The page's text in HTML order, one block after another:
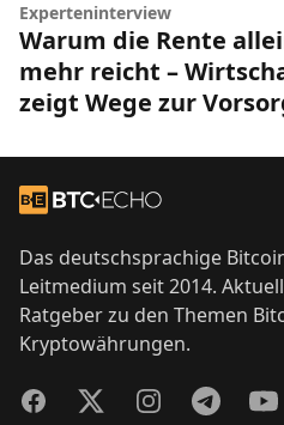
Experteninterview
Warum die Rente
mehr reicht –
zeigt Wege zur
Zur Startseite
Das deutschsprachige
Leitmedium seit 2014.
Ratgeber zu den Themen
Kryptowährungen.
FacebookTwitterInstagramTelegram